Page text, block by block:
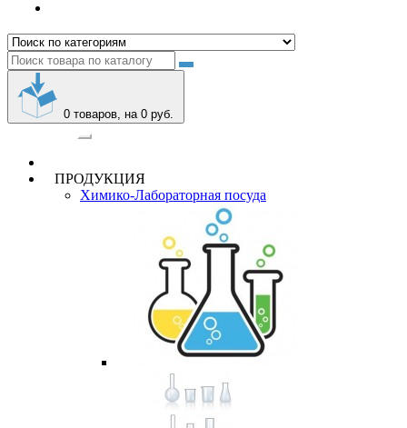
0 товаров, на 0 руб.
ПРОДУКЦИЯ
Химико-Лабораторная посуда